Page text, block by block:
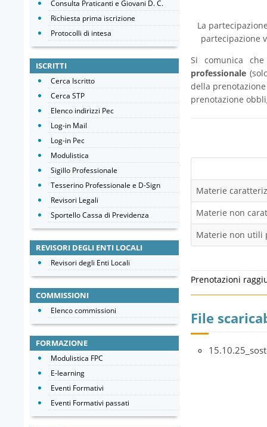
La
partecipazione
Si comunica
professionale
della
prenotazione
Materie
Materie non
Materie non utili
Prenotazioni
File
Consulta Praticanti e Giovani D. C.
Richiesta prima iscrizione
Protocolli di intesa
ISCRITTI
Cerca Iscritto
Cerca STP
Elenco indirizzi Pec
Log-in Mail
Log-in Pec
Modulistica
Sigillo Professionale
Tesserino Professionale e D-Sign
Revisori Legali
Sportello Cassa di Previdenza
REVISORI DEGLI ENTI LOCALI
Revisori degli Enti Locali
COMMISSIONI
Elenco commissioni
FORMAZIONE
Modulistica FPC
E-learning
Eventi Formativi
Eventi Formativi passati